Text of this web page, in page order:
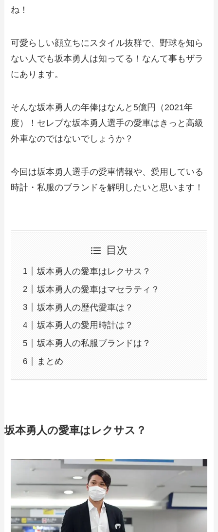
ね！
可愛らしい顔立ちにスタイル抜群で、野球を知ら
ない人でも坂本勇人は知ってる！なんて事もザラ
にあります。
そんな坂本勇人の年俸はなんと5億円（2021年
度）！セレブな坂本勇人選手の愛車はきっと高級
外車なのではないでしょうか？
今回は坂本勇人選手の愛車情報や、愛用している
時計・私服のブランドを解明したいと思います！
目次
坂本勇人の愛車はレクサス？
坂本勇人の愛車はマセラティ？
坂本勇人の歴代愛車は？
坂本勇人の愛用時計は？
坂本勇人の私服ブランドは？
まとめ
坂本勇人の愛車はレクサス？